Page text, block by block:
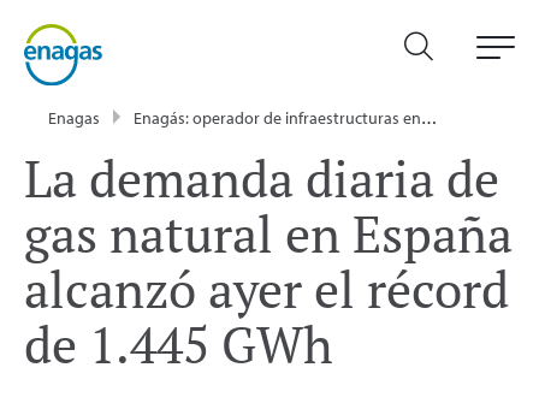
Enagas Enagás: operador de infraestructuras energéticas
La demanda diaria de
gas natural en España
alcanzó ayer el récord
de 1.445 GWh